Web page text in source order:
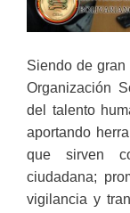
Siendo de gran
Organización
del talento
aportando
que sirven
ciudadana;
vigilancia y